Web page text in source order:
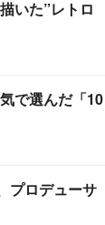
いた”レトロ
で選んだ「10
プロデューサ